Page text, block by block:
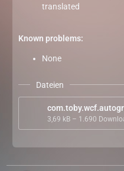
translated
Known problems:
None
Dateien
3,69 kB – 1.690